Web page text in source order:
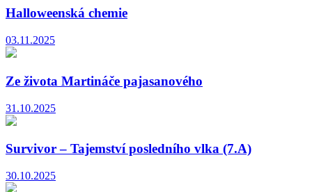
Halloweenská chemie
03.11.2025
Ze života Martináče pajasanového
31.10.2025
Survivor – Tajemství posledního vlka (7.A)
30.10.2025